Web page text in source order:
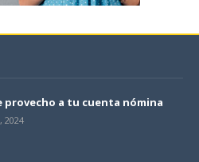
provecho a tu cuenta nómina
2024